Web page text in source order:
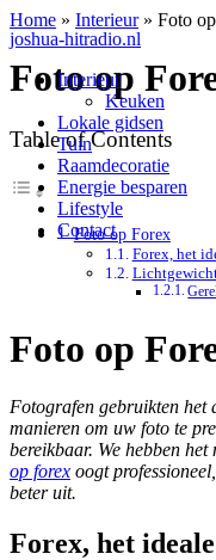
joshua-hitradio.nl
Interieur
Keuken
Lokale gidsen
Tuin
Raamdecoratie
Energie besparen
Lifestyle
Contact
Home » Interieur» Foto
Foto op
Table of Contents
Foto op Forex
Forex, het
Foto op
Fotografen gebruikten het
manieren om uw foto te
bereikbaar. We hebben
op forex oogt
beter uit.
Forex, het